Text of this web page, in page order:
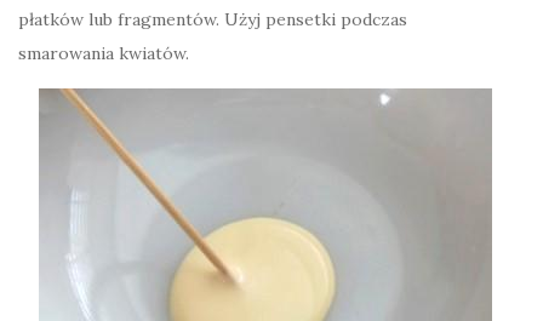
płatków lub fragmentów. Użyj pensetki podczas
smarowania kwiatów.